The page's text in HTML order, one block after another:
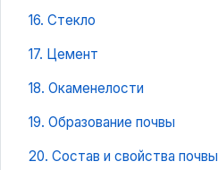
16. Стекло
17. Цемент
18. Окаменелости
19. Образование почвы
20. Состав и свойства почвы